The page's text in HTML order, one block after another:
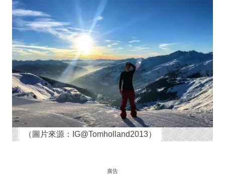
（圖片來源：IG@Tomholland2013）
廣告